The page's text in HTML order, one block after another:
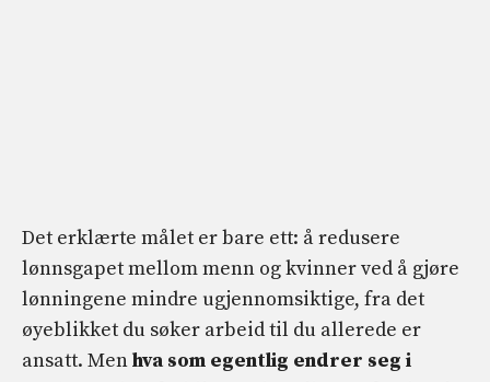
Det erklærte målet er bare ett: å redusere
lønnsgapet mellom menn og kvinner ved å gjøre
lønningene mindre ugjennomsiktige, fra det
øyeblikket du søker arbeid til du allerede er
ansatt. Menhva som egentlig endrer seg i